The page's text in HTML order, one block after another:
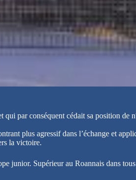
par conséquent cédait sa position de
plus agressif dans l’échange et
la victoire.
junior. Supérieur au Roannais dans